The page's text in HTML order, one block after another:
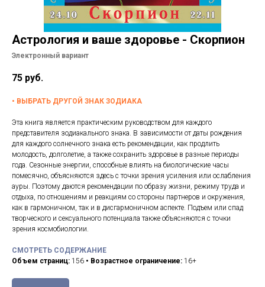
Подписки
Контакты
Астрология и ваше здоровье - Скорпион
Электронный вариант
75 руб.
• ВЫБРАТЬ ДРУГОЙ ЗНАК ЗОДИАКА
Эта книга является практическим руководством для каждого
представителя зодиакального знака. В зависимости от даты рождения
для каждого солнечного знака есть рекомендации, как продлить
молодость, долголетие, а также сохранить здоровье в разные периоды
года. Сезонные энергии, способные влиять на биологические часы
помесячно, объясняются здесь с точки зрения усиления или ослабления
ауры. Поэтому даются рекомендации по образу жизни, режиму труда и
отдыха, по отношениям и реакциям со стороны партнеров и окружения,
как в гармоничном, так и в дисгармоничном аспекте. Подъем или спад
творческого и сексуального потенциала также объясняются с точки
зрения космобиологии.
СМОТРЕТЬ СОДЕРЖАНИЕ
Объем страниц: 156 • Возрастное ограничение: 16+